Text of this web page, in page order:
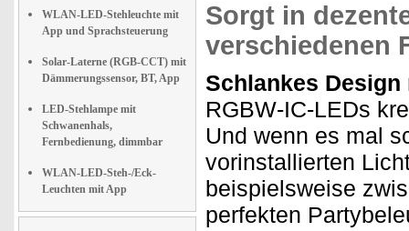
WLAN-LED-Stehleuchte mit
App und Sprachsteuerung
Solar-Laterne (RGB-CCT) mit
Dämmerungssensor, BT, App
LED-Stehlampe mit
Schwanenhals,
Fernbedienung, dimmbar
WLAN-LED-Steh-/Eck-
Leuchten mit App
Sorgt in
verschiedenen
Schlankes
RGBW-IC-LEDs
Und wenn es mal
vorinstallierten
beispielsweise
perfekten